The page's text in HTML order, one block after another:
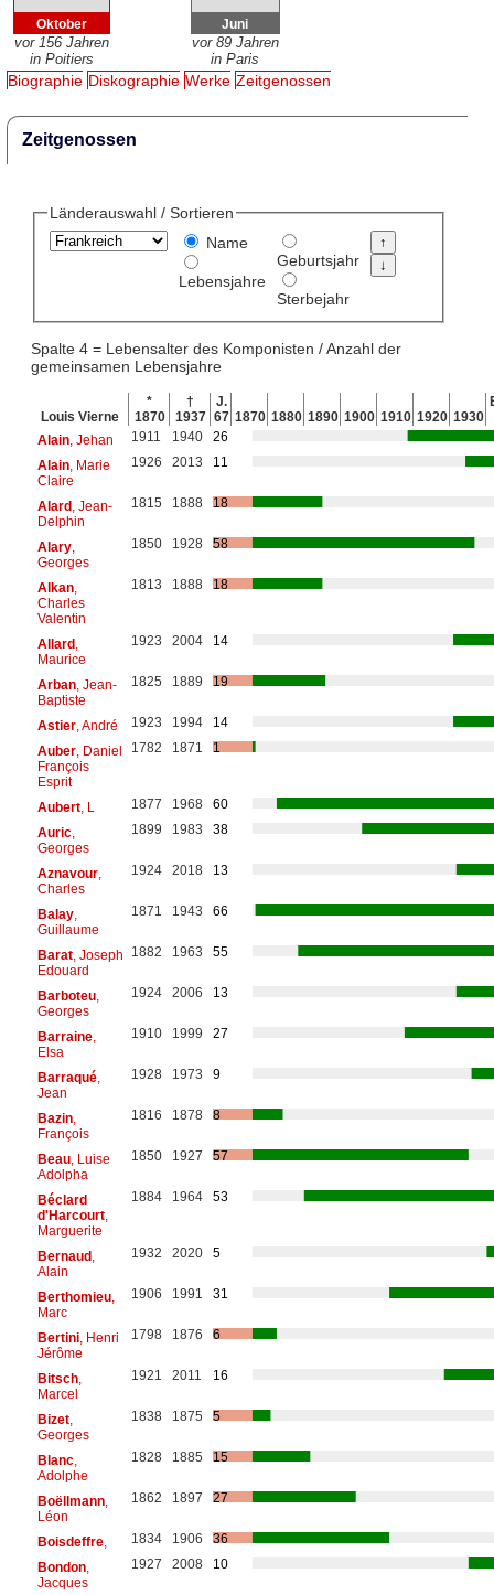
Oktober
vor 156 Jahren
in Poitiers
Juni
vor 89 Jahren
in Paris
Biographie Diskographie Werke Zeitgenossen
Zeitgenossen
Länderauswahl / Sortieren
Name
Lebensjahre
Geburtsjahr
Sterbejahr
Spalte 4 = Lebensalter des Komponisten / Anzahl der
gemeinsamen Lebensjahre
Louis Vierne
*
1870
†
1937
J.
67 1870 1880 1890 1900 1910 1920 1930
Alain, Jehan 1911 1940
26
Alain, Marie
Claire
1926 2013 11
Alard, Jean-
Delphin
1815 1888 18
Alary,
Georges
1850 1928 58
Alkan,
Charles
Valentin
1813 1888 18
Allard,
Maurice
1923 2004 14
Arban, Jean-
Baptiste
1825 1889 19
Astier, André 1923 1994
14
Auber, Daniel
François
Esprit
1782 1871 1
Aubert, L 1877 1968
60
Auric,
Georges
1899 1983 38
Aznavour,
Charles
1924 2018 13
Balay,
Guillaume
1871 1943 66
Barat, Joseph
Edouard
1882 1963 55
Barboteu,
Georges
1924 2006 13
Barraine,
Elsa
1910 1999 27
Barraqué,
Jean
1928 1973 9
Bazin,
François
1816 1878 8
Beau, Luise
Adolpha
1850 1927 57
Béclard
d'Harcourt,
Marguerite
1884 1964 53
Bernaud,
Alain
1932 2020 5
Berthomieu,
Marc
1906 1991 31
Bertini, Henri
Jérôme
1798 1876 6
Bitsch,
Marcel
1921 2011 16
Bizet,
Georges
1838 1875 5
Blanc,
Adolphe
1828 1885 15
Boëllmann,
Léon
1862 1897 27
Boisdeffre, 1834 1906
36
Bondon,
Jacques
1927 2008 10